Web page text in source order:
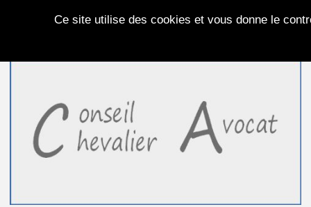
Ce site utilise des cookies et vous donne le